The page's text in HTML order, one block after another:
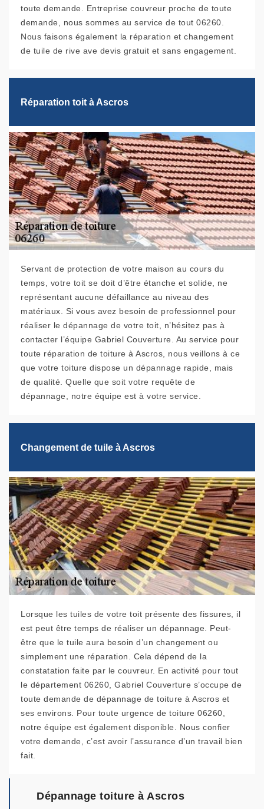
toute demande. Entreprise couvreur proche de toute
demande, nous sommes au service de tout 06260.
Nous faisons également la réparation et changement
de tuile de rive ave devis gratuit et sans engagement.
Réparation toit à Ascros
Servant de protection de votre maison au cours du
temps, votre toit se doit d’être étanche et solide, ne
représentant aucune défaillance au niveau des
matériaux. Si vous avez besoin de professionnel pour
réaliser le dépannage de votre toit, n’hésitez pas à
contacter l’équipe Gabriel Couverture. Au service pour
toute réparation de toiture à Ascros, nous veillons à ce
que votre toiture dispose un dépannage rapide, mais
de qualité. Quelle que soit votre requête de
dépannage, notre équipe est à votre service.
Changement de tuile à Ascros
Lorsque les tuiles de votre toit présente des fissures, il
est peut être temps de réaliser un dépannage. Peut-
être que le tuile aura besoin d’un changement ou
simplement une réparation. Cela dépend de la
constatation faite par le couvreur. En activité pour tout
le département 06260, Gabriel Couverture s’occupe de
toute demande de dépannage de toiture à Ascros et
ses environs. Pour toute urgence de toiture 06260,
notre équipe est également disponible. Nous confier
votre demande, c’est avoir l’assurance d’un travail bien
fait.
Dépannage toiture à Ascros